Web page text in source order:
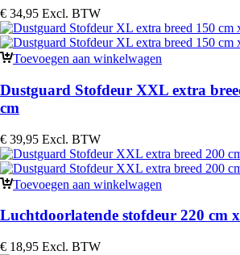
€ 34,95 Excl. BTW
Toevoegen aan winkelwagen
Dustguard Stofdeur XXL extra
cm
€ 39,95 Excl. BTW
Toevoegen aan winkelwagen
Luchtdoorlatende stofdeur 220 cm
€ 18,95 Excl. BTW